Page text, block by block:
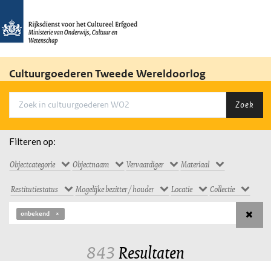
Cultuurgoederen Tweede Wereldoorlog
Zoek
Filteren op:
Objectcategorie Objectnaam Vervaardiger Materiaal
Restitutiestatus Mogelijke bezitter / houder Locatie Collectie
onbekend
843Resultaten